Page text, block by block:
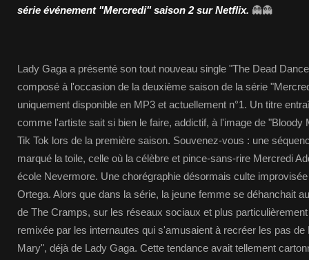
série événement "Mercredi" saison 2 sur Netflix. 👻👻
Lady Gaga a présenté son tout nouveau single "The Dead
composé à l'occasion de la deuxième saison de la série
uniquement disponible en MP3 et actuellement n°1. Un titre
comme l'artiste sait si bien le faire, addictif, à l'image de "Bloody
Tik Tok lors de la première saison. Souvenez-vous : une
marqué la toile, celle où la célèbre et pince-sans-rire Mercredi
école Nevermore. Une chorégraphie désormais culte
Ortega. Alors que dans la série, la jeune femme se déhanchait
de The Cramps, sur les réseaux sociaux et plus
remixée par les internautes qui s'amusaient à recréer les pas
Mary", déjà de Lady Gaga. Cette tendance avait tellement